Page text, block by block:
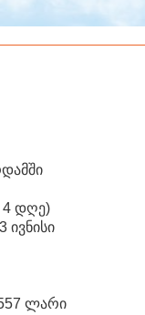
4 დღე)
ივნისი
557 ლარი